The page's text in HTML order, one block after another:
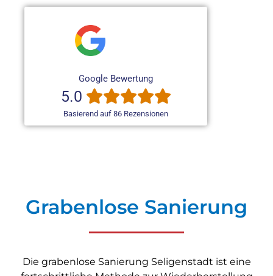
Google Bewertung
5.0
Basierend auf 86 Rezensionen
Grabenlose Sanierung
Die grabenlose Sanierung Seligenstadt ist eine